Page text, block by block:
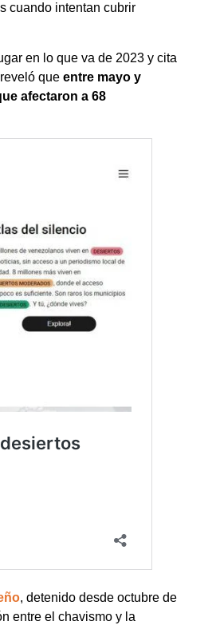
cuando intentan cubrir
en lo que va de 2023 y cita
que entre mayo y
afectaron a 68
, detenido desde octubre de
entre el chavismo y la